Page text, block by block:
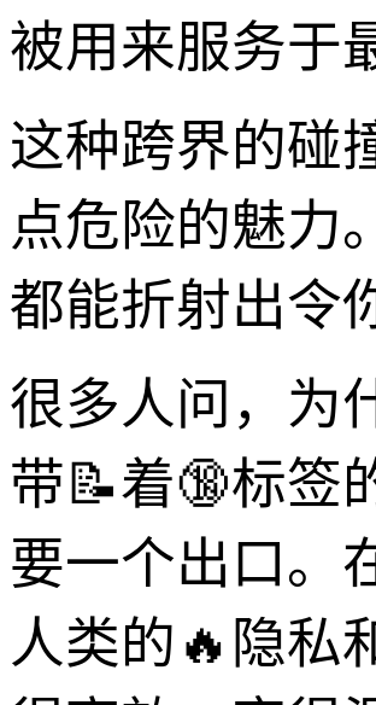
被用来服务于
这种跨界的碰
点危险的魅力
都能折射出令
很多人问，为
带📝着🔞标签
要一个出口。
人类的🔥隐私